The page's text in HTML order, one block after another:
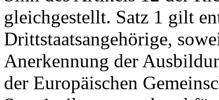
gleichgestellt. Satz 1 gilt
Drittstaatsangehörige,
Anerkennung der
der Europäischen